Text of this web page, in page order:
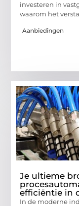
investeren in
waarom het
Aanbiedingen
Je ultieme
efficiëntie in
In de moderne